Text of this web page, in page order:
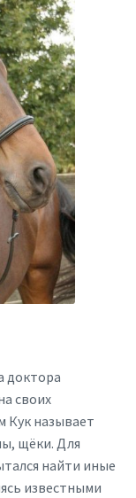
доктора
своих
Кук называет
щёки. Для
найти иные
известными